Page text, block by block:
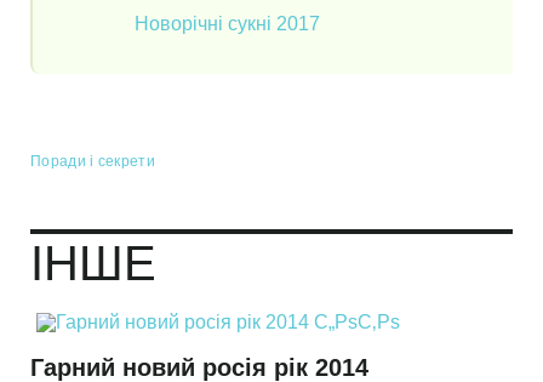
Новорічні сукні 2017
Поради і секрети
ІНШЕ
Гарний новий росія рік 2014